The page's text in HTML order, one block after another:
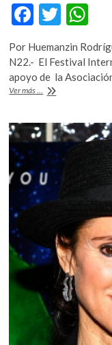
F
ac
e
b
o
o
k
T
w
itt
er
h
at
s
p
p
Por Huemanzin
N22.- El Festival
apoyo de la
Ver más ... María
el
Festival
Internacional
de
Cine
de